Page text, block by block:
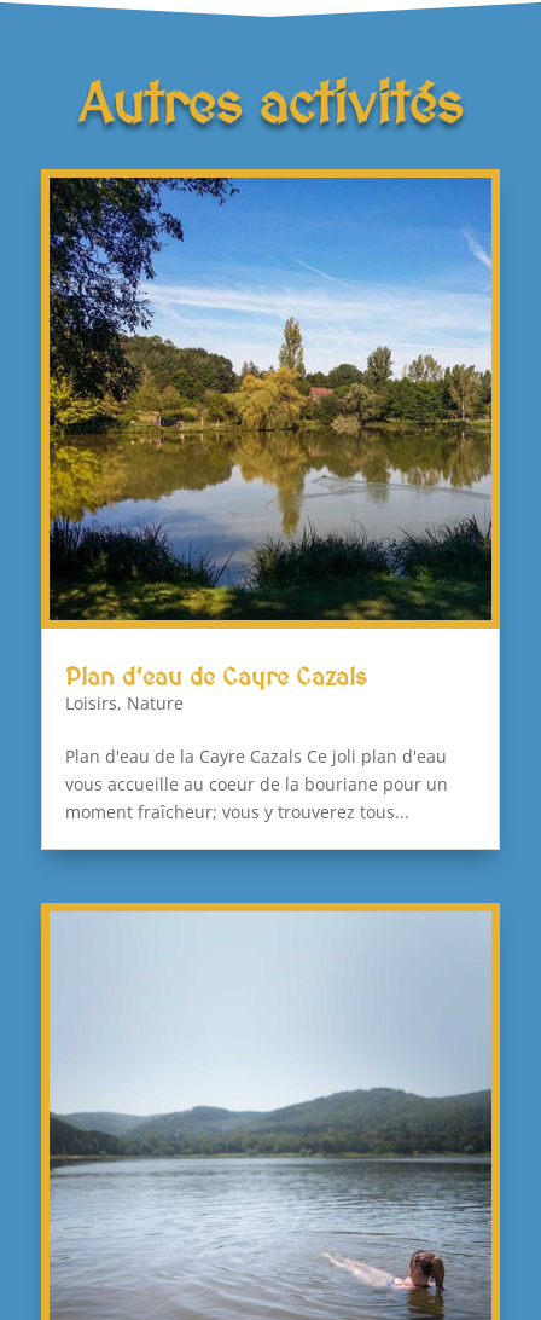
Autres activités
Plan d’eau de Cayre Cazals
Loisirs, Nature
Plan d'eau de la Cayre Cazals Ce joli plan d'eau
vous accueille au coeur de la bouriane pour un
moment fraîcheur; vous y trouverez tous...